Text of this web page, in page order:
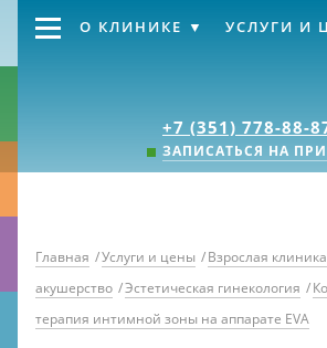
+7 (351) 778-88-
ЗАПИСАТЬСЯ НА
О КЛИНИКЕ УСЛУГИ И
Главная /Услуги и цены /Взрослая клиника
акушерство /Эстетическая гинекология /
терапия интимной зоны на аппарате EVA